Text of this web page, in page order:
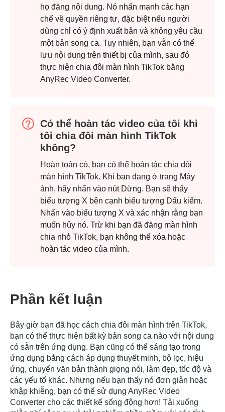
họ đăng nội dung. Nó nhấn mạnh các hạn
chế về quyền riêng tư, đặc biệt nếu người
dùng chỉ có ý định xuất bản và không yêu cầu
một bản song ca. Tuy nhiên, bạn vẫn có thể
lưu nội dung trên thiết bị của mình, sau đó
thực hiện chia đôi màn hình TikTok bằng
AnyRec Video Converter.
Có thể hoàn tác video của tôi khi
tôi chia đôi màn hình TikTok
không?
Hoàn toàn có, bạn có thể hoàn tác chia đôi
màn hình TikTok. Khi bạn đang ở trang Máy
ảnh, hãy nhấn vào nút Dừng. Bạn sẽ thấy
biểu tượng X bên cạnh biểu tượng Dấu kiểm.
Nhấn vào biểu tượng X và xác nhận rằng bạn
muốn hủy nó. Trừ khi bạn đã đăng màn hình
chia nhỏ TikTok, bạn không thể xóa hoặc
hoàn tác video của mình.
Phần kết luận
Bây giờ bạn đã học cách chia đôi màn hình trên TikTok,
bạn có thể thực hiện bất kỳ bản song ca nào với nội dung
có sẵn trên ứng dụng. Bạn cũng có thể sáng tạo trong
ứng dụng bằng cách áp dụng thuyết minh, bộ lọc, hiệu
ứng, chuyển văn bản thành giọng nói, làm đẹp, tốc độ và
các yếu tố khác. Nhưng nếu bạn thấy nó đơn giản hoặc
khập khiễng, bạn có thể sử dụng AnyRec Video
Converter cho các thiết kế sống động hơn! Tải xuống